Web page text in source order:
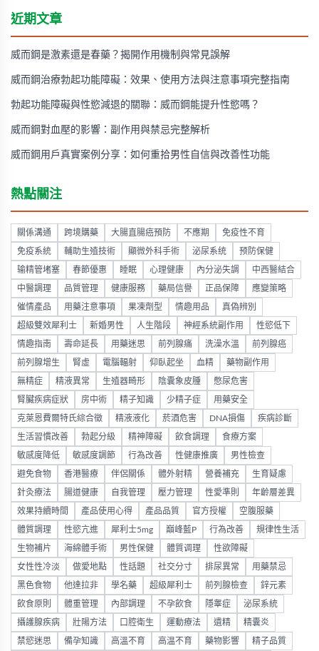
近期文章
威而鋼是激素還是春藥？揭開作用機制與常見誤解
威而鋼治療勃起功能障礙：效果、使用方法與注意事項完整指南
勃起功能障礙與性慾減退的關聯：威而鋼能提升性慾嗎？
威而鋼對血壓的影響：副作用與禁忌完整解析
威而鋼用戶真實案例分享：如何重拾男性自信與改善性功能
熱點關注
關係溝通 跨境購藥 大腸直腸癌預防 不應期 免疫性不育
免疫系統 輔助生殖技術 顯微外科手術 泌尿系统 预防保健
输精管堵塞 春節優惠 睡眠 心理健康 內分泌失調 中西醫結合
中醫調理 品質管理 健康服務 藥局信譽 正品保障 應變策略
催情產品 用藥注意事項 果凍劑型 情趣用品 真偽辨別
超級雙效犀利士 新婚男性 人生階段 神經系統副作用 性慾低下
情趣指南 壽命延長 用藥迷思 前列腺痛 洗澡水溫 前列腺癌
前列腺增生 腎虛 電腦輻射 仰臥起坐 血精 藥物副作用
無精症 精液異常 生殖器畸形 陰囊象皮腫 憋尿危害
腎臟疾病症狀 房中術 精子知識 少精子症 用藥安全
克萊恩費爾特氏綜合徵 精液液化 菸酒危害 DNA損傷 疾病診斷
生活習慣改善 勃起分級 精神障礙 飲食調理 食療方案
敏感度降低 敏感度調節 行為改善 性健康推廣 男性檢查
避免食物 香港醫療 伴侶關係 體外射精 營養補充 生育疑慮
針灸療法 腸道健康 自我管理 壓力管理 性愛準則 年齡層差異
效果持續時間 產品使用心得 產品品質 官方授權 空腹服藥
體質調理 性慾亢進 犀利士5mg 巔峰藍P 行為改善 規律性生活
生物補片 海綿體手術 男性保健 體質调理 性欲障礙
女性性冷淡 做愛地點 性話題 社交分寸 排尿異常 用藥禁忌
黑色食物 他達拉非 學名藥 超級犀利士 前列腺檢查 鋅元素
飲食原則 體重管理 內部調理 不孕飲食 隱睾症 泌尿系統
攝護腺疾病 壯陽方法 口腔衛生 運動療法 遺精 精囊炎
禁慾迷思 備孕知識 高溫不育 高温不育 藥物影響 精子品質